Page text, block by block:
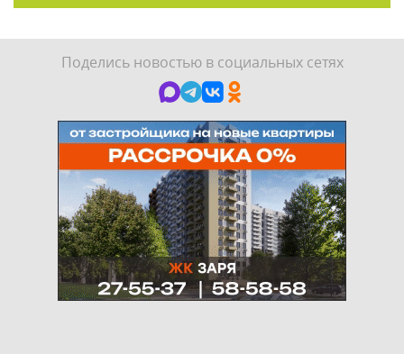
Поделись новостью в социальных сетях